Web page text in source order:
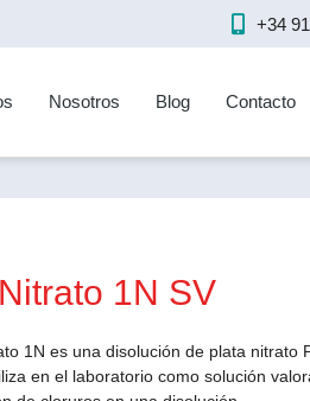
+34
Nosotros Blog Contacto
1N SV
1N es una disolución de plata nitrato
en el laboratorio como solución